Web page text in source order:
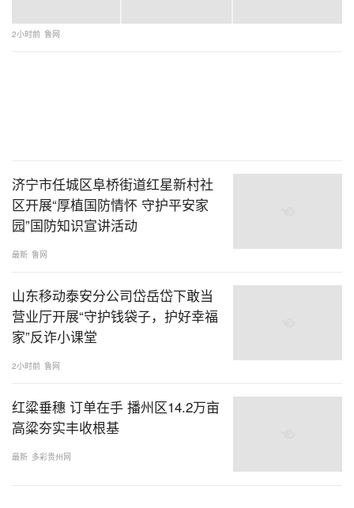
2小时前 鲁网
济宁市任城区阜桥街道红星新村社
区开展“厚植国防情怀 守护平安家
园”国防知识宣讲活动
最新 鲁网
山东移动泰安分公司岱岳岱下敢当
营业厅开展“守护钱袋子，护好幸福
家”反诈小课堂
2小时前 鲁网
红粱垂穗 订单在手 播州区14.2万亩
高粱夯实丰收根基
最新 多彩贵州网